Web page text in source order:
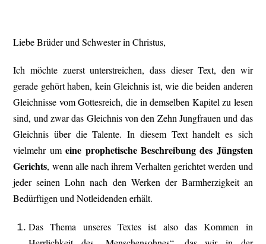
Liebe Brüder und Schwester in Christus,
Ich möchte zuerst unterstreichen, dass dieser Text, den wir
gerade gehört haben, kein Gleichnis ist, wie die beiden anderen
Gleichnisse vom Gottesreich, die in demselben Kapitel zu lesen
sind, und zwar das Gleichnis von den Zehn Jungfrauen und das
Gleichnis über die Talente. In diesem Text handelt es sich
vielmehr umeine prophetische Beschreibung des Jüngsten
Gerichts, wenn alle nach ihrem Verhalten gerichtet werden und
jeder seinen Lohn nach den Werken der Barmherzigkeit an
Bedürftigen und Notleidenden erhält.
Das Thema unseres Textes ist also das Kommen in